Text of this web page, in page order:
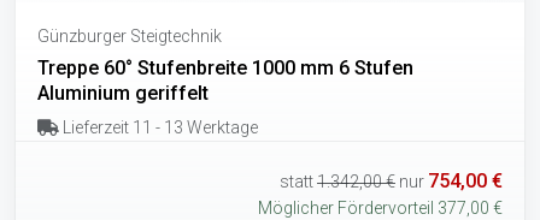
Günzburger Steigtechnik
Treppe 60° Stufenbreite 1000 mm 6 Stufen
Aluminium geriffelt
Lieferzeit 11 - 13 Werktage
statt1.342,00 € nur 754,00 €
Möglicher Fördervorteil 377,00 €